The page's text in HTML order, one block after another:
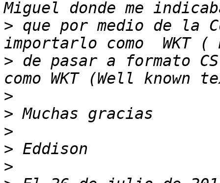
> que por medio de la
> de pasar a formato
>
>
>
>
>